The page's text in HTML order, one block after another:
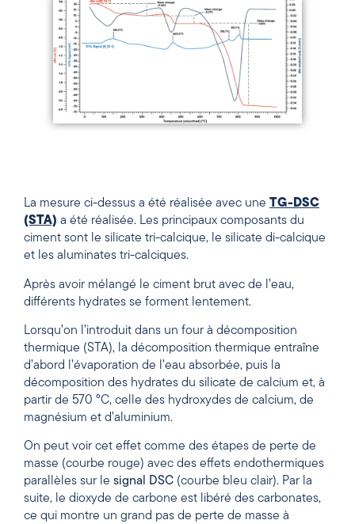
La mesure ci-dessus a été réalisée avec une TG-DSC
(STA) a été réalisée. Les principaux composants du
ciment sont le silicate tri-calcique, le silicate di-calcique
et les aluminates tri-calciques.
Après avoir mélangé le ciment brut avec de l’eau,
différents hydrates se forment lentement.
Lorsqu’on l’introduit dans un four à décomposition
thermique (STA), la décomposition thermique entraîne
d’abord l’évaporation de l’eau absorbée, puis la
décomposition des hydrates du silicate de calcium et, à
partir de 570 °C, celle des hydroxydes de calcium, de
magnésium et d’aluminium.
On peut voir cet effet comme des étapes de perte de
masse (courbe rouge) avec des effets endothermiques
parallèles sur le signal DSC (courbe bleu clair). Par la
suite, le dioxyde de carbone est libéré des carbonates,
ce qui montre un grand pas de perte de masse à